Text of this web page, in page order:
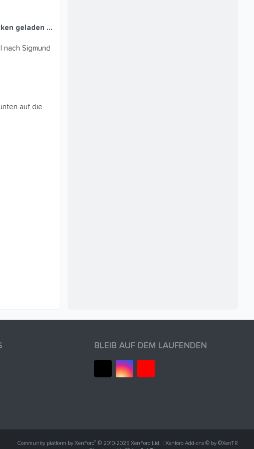
geladen ...
nach Sigmund
auf die
BLEIB AUF DEM LAUFENDEN
Community platform by XenForo® © 2010-2025 XenForo Ltd. Xenforo Add-ons © by ©XenTR